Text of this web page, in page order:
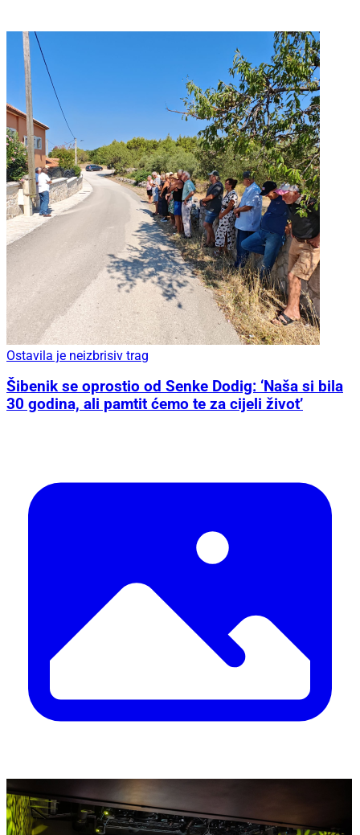
Ostavila je neizbrisiv trag
Šibenik se oprostio od Senke Dodig: ‘Naša si bila
30 godina, ali pamtit ćemo te za cijeli život’